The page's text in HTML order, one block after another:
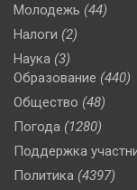
Молодежь (44)
Налоги (2)
Наука (3)
Образование (440)
Общество (48)
Погода (1280)
Поддержка
Политика (4397)